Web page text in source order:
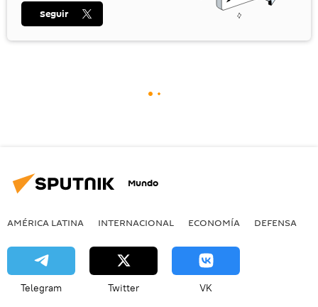
Seguir
Mundo
AMÉRICA LATINA INTERNACIONAL ECONOMÍA DEFENSA
Telegram Twitter VK